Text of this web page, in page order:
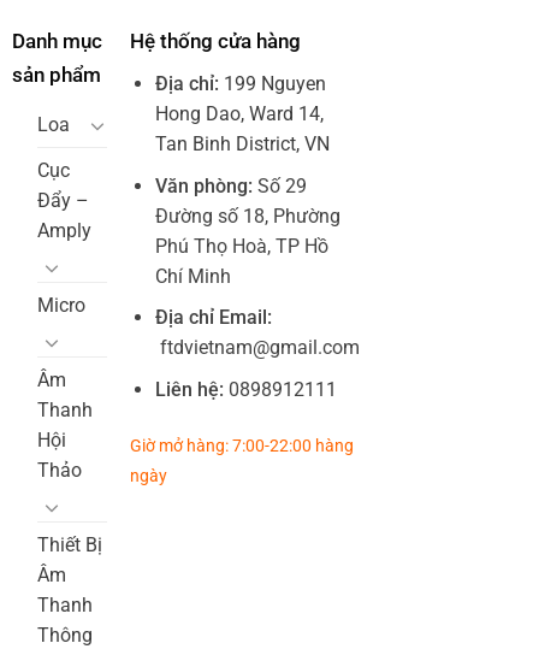
Danh mục
sản phẩm
Loa
Cục
Đẩy –
Amply
Micro
Âm
Thanh
Hội
Thảo
Thiết Bị
Âm
Thanh
Thông
Hệ thống cửa hàng
Địa chỉ: 199 Nguyen
Hong Dao, Ward 14,
Tan Binh District, VN
Văn phòng: Số 29
Đường số 18, Phường
Phú Thọ Hoà, TP Hồ
Chí Minh
Địa chỉ Email:
ftdvietnam@gmail.com
Liên hệ: 0898912111
Giờ mở hàng: 7:00-22:00 hàng
ngày